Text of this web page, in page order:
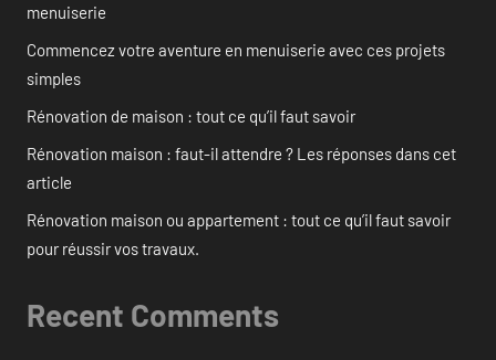
menuiserie
Commencez votre aventure en menuiserie avec ces projets
simples
Rénovation de maison : tout ce qu’il faut savoir
Rénovation maison : faut-il attendre ? Les réponses dans cet
article
Rénovation maison ou appartement : tout ce qu’il faut savoir
pour réussir vos travaux.
Recent Comments